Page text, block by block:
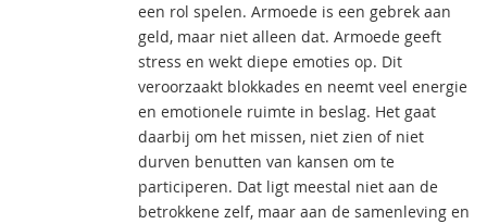
een rol spelen. Armoede is een gebrek aan
geld, maar niet alleen dat. Armoede geeft
stress en wekt diepe emoties op. Dit
veroorzaakt blokkades en neemt veel energie
en emotionele ruimte in beslag. Het gaat
daarbij om het missen, niet zien of niet
durven benutten van kansen om te
participeren. Dat ligt meestal niet aan de
betrokkene zelf, maar aan de samenleving en